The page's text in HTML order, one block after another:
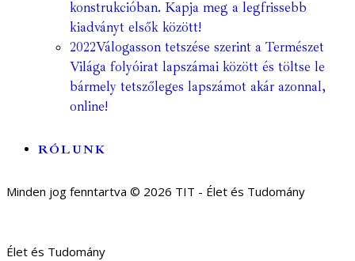
konstrukcióban. Kapja meg a legfrissebb
kiadványt elsők között!
2022Válogasson tetszése szerint a Természet
Világa folyóirat lapszámai között és töltse le
bármely tetszőleges lapszámot akár azonnal,
online!
RÓLUNK
Minden jog fenntartva © 2026 TIT - Élet és Tudomány
Élet és Tudomány